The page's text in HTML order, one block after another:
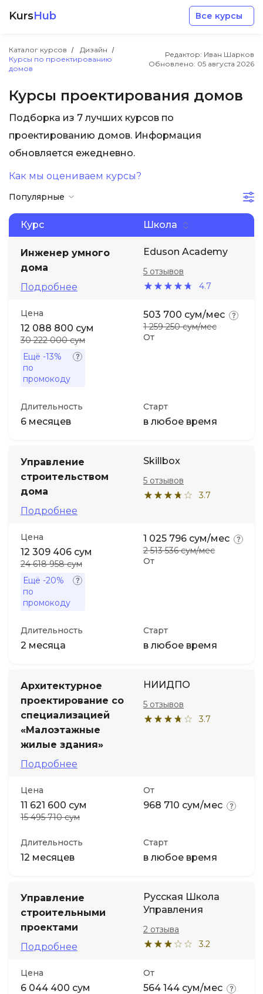
KursHub Все курсы
Каталог курсов
Дизайн
Курсы по проектированию
домов
Редактор: Иван Шарков
Обновлено: 05 августа 2026
Курсы проектирования домов
Подборка из 7 лучших курсов по
проектированию домов. Информация
обновляется ежедневно.
Как мы оцениваем курсы?
Популярные
Курс Школа
Инженер умного
дома
Подробнее
Eduson Academy
4.7
5 отзывов
Цена
12 088 800 сум
30 222 000 сум
Ещё -13%
по
промокоду
От
503 700 сум/мес
1 259 250 сум/мес
Длительность
6 месяцев
Старт
в любое время
Управление
строительством
дома
Подробнее
Skillbox
3.7
5 отзывов
Цена
12 309 406 сум
24 618 958 сум
Ещё -20%
по
промокоду
От
1 025 796 сум/мес
2 513 536 сум/мес
Длительность
2 месяца
Старт
в любое время
Архитектурное
проектирование со
специализацией
«Малоэтажные
жилые здания»
Подробнее
НИИДПО
3.7
5 отзывов
Цена
11 621 600 сум
15 495 710 сум
От
968 710 сум/мес
Длительность
12 месяцев
Старт
в любое время
Управление
строительными
проектами
Подробнее
Русская Школа
Управления
3.2
2 отзыва
Цена
6 044 400 сум
От
564 144 сум/мес
Разработка
Маркетинг
Дизайн
Аналитика
Менеджмент
Иностранные языки
Soft Skills
ДПО
Акции и промокоды